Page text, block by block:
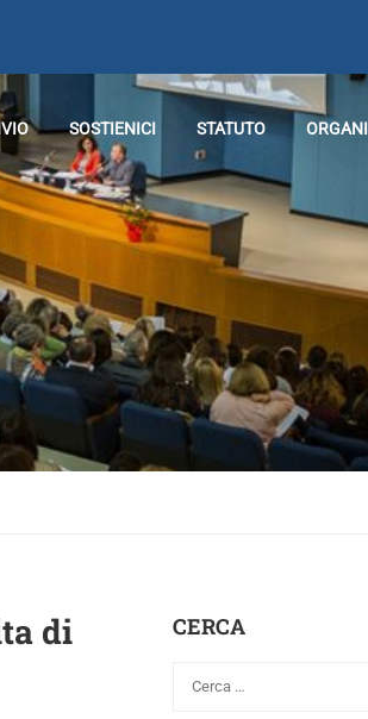
SOSTIENICI STATUTO ORGANI
di
CERCA